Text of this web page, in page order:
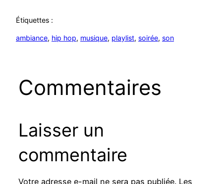
Étiquettes :
ambiance, hip hop, musique, playlist, soirée, son
Commentaires
Laisser un
commentaire
Votre adresse e-mail ne sera pas publiée. Les